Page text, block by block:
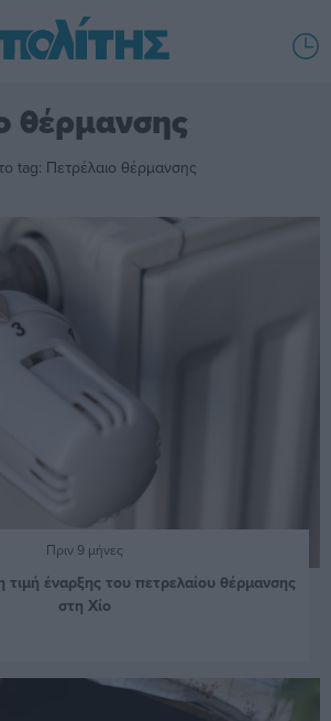
θέρμανσης
tag: Πετρέλαιο θέρμανσης
Πριν 9 μήνες
έναρξης του πετρελαίου θέρμανσης
στη Χίο